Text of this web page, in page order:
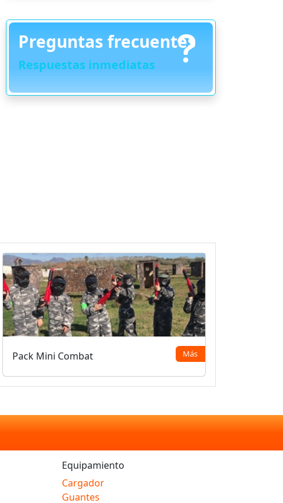
Preguntas frecuentes
Respuestas inmediatas
Pack Mini Combat Más
Equipamiento
Cargador
Guantes